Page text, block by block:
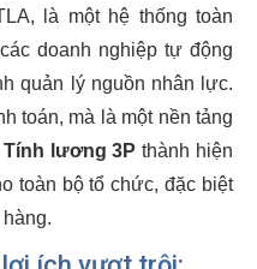
là một hệ thống toàn
doanh nghiệp tự động
quản lý nguồn nhân lực.
toán, mà là một nền tảng
Tính lương 3P thành hiện
toàn bộ tổ chức, đặc biệt